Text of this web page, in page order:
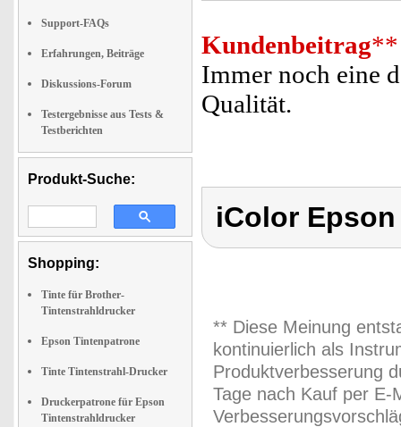
Support-FAQs
Erfahrungen, Beiträge
Diskussions-Forum
Testergebnisse aus Tests &
Testberichten
Produkt-Suche:
Shopping:
Tinte für Brother-
Tintenstrahldrucker
Epson Tintenpatrone
Tinte Tintenstrahl-Drucker
Druckerpatrone für Epson
Tintenstrahldrucker
Kundenbeitrag**
Immer noch eine
Qualität.
iColor Epson
** Diese Meinung
kontinuierlich als
Produktverbesserung
Tage nach Kauf per E-